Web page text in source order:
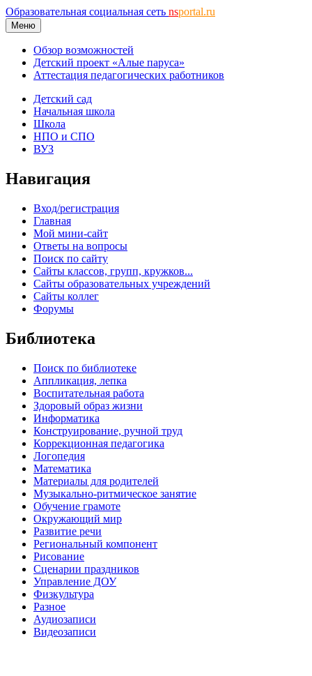
Образовательная социальная сеть nsportal.ru
Меню
Обзор возможностей
Детский проект «Алые паруса»
Аттестация педагогических работников
Детский сад
Начальная школа
Школа
НПО и СПО
ВУЗ
Навигация
Вход/регистрация
Главная
Мой мини-сайт
Ответы на вопросы
Поиск по сайту
Сайты классов, групп, кружков...
Сайты образовательных учреждений
Сайты коллег
Форумы
Библиотека
Поиск по библиотеке
Аппликация, лепка
Воспитательная работа
Здоровый образ жизни
Информатика
Конструирование, ручной труд
Коррекционная педагогика
Логопедия
Математика
Материалы для родителей
Музыкально-ритмическое занятие
Обучение грамоте
Окружающий мир
Развитие речи
Региональный компонент
Рисование
Сценарии праздников
Управление ДОУ
Физкультура
Разное
Аудиозаписи
Видеозаписи